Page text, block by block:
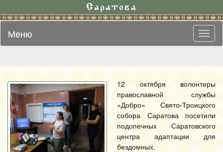
Саратова
Меню
12 октября волонтеры
православной службы
«Добро» Свято-Троицкого
собора Саратова посетили
подопечных Саратовского
центра адаптации для
бездомных.